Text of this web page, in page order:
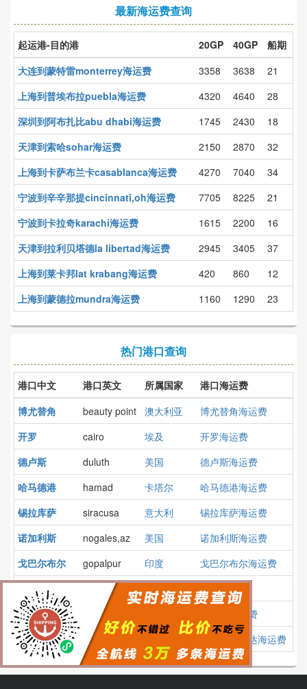
最新海运费查询
起运港-目的港 20GP 40GP
船期
大连到蒙特雷monterrey海运费
3358 3638
21
上海到普埃布拉puebla海运费
4320 4640
28
深圳到阿布扎比abu dhabi海运费
1745 2430
18
天津到索哈sohar海运费
2150 2870
32
上海到卡萨布兰卡casablanca海运费
4270 7040
34
宁波到辛辛那提cincinnati,oh海运费
7705 8225
21
宁波到卡拉奇karachi海运费
1615 2200
16
天津到拉利贝塔德la libertad海运费
2945 3405
37
上海到莱卡邦lat krabang海运费
420 860
12
上海到蒙德拉mundra海运费
1160 1290 23
热门港口查询
港口中文 港口英文 所属国家
港口海运费
博尤替角
beauty point 澳大利亚
博尤替角海运费
开罗
cairo 埃及
开罗海运费
德卢斯
duluth 美国
德卢斯海运费
哈马德港
hamad 卡塔尔
哈马德港海运费
锡拉库萨
siracusa 意大利
锡拉库萨海运费
诺加利斯
nogales,az 美国
诺加利斯海运费
戈巴尔布尔
gopalpur 印度
戈巴尔布尔海运费
宇野
日本
宇野海运费
好望角
good hope
好望角海运费
克孜勒奥尔达
kyzylorda 哈萨克斯坦 克孜勒奥尔达海运费